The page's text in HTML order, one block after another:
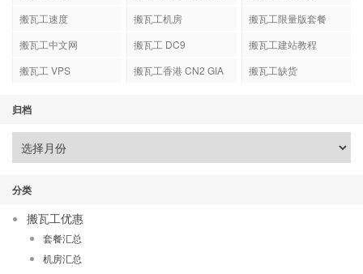
搬瓦工速度
搬瓦工机房
搬瓦工限量版套餐
搬瓦工中文网
搬瓦工 DC9
搬瓦工建站教程
搬瓦工 VPS
搬瓦工香港 CN2 GIA 搬瓦工缺货
归档
分类
搬瓦工优惠
套餐汇总
机房汇总